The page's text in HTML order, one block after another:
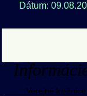
Dátum:
Verejné knižnice